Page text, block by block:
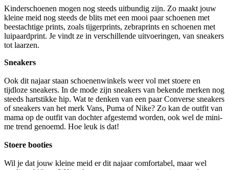
Kinderschoenen mogen nog steeds uitbundig zijn. Zo maakt jouw
kleine meid nog steeds de blits met een mooi paar schoenen met
beestachtige prints, zoals tijgerprints, zebraprints en schoenen met
luipaardprint. Je vindt ze in verschillende uitvoeringen, van sneakers
tot laarzen.
Sneakers
Ook dit najaar staan schoenenwinkels weer vol met stoere en
tijdloze sneakers. In de mode zijn sneakers van bekende merken nog
steeds hartstikke hip. Wat te denken van een paar Converse sneakers
of sneakers van het merk Vans, Puma of Nike? Zo kan de outfit van
mama op de outfit van dochter afgestemd worden, ook wel de mini-
me trend genoemd. Hoe leuk is dat!
Stoere booties
Wil je dat jouw kleine meid er dit najaar comfortabel, maar wel